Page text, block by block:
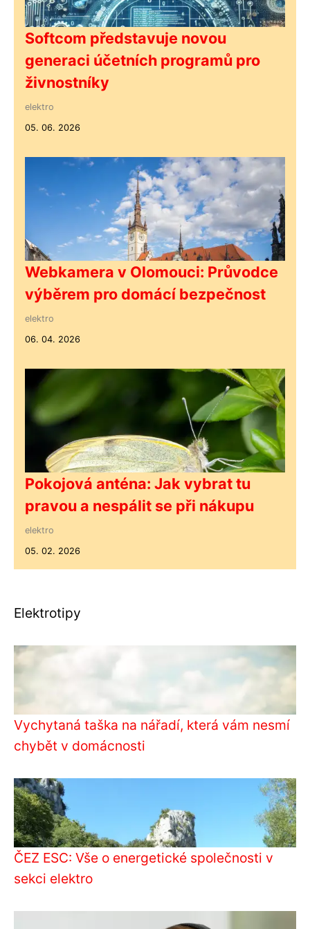
Softcom představuje novou
generaci účetních programů pro
živnostníky
elektro
05. 06. 2026
Webkamera v Olomouci: Průvodce
výběrem pro domácí bezpečnost
elektro
06. 04. 2026
Pokojová anténa: Jak vybrat tu
pravou a nespálit se při nákupu
elektro
05. 02. 2026
Elektrotipy
Vychytaná taška na nářadí, která vám nesmí
chybět v domácnosti
ČEZ ESC: Vše o energetické společnosti v
sekci elektro